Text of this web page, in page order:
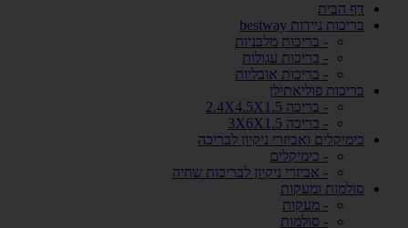
דף הבית
בריכות ניידות bestway
- בריכות מלבניות
- בריכות עגולות
- בריכות אובליות
בריכות פוליאתילן
- בריכה 2.4X4.5X1.5
- בריכה 3X6X1.5
כימיקלים ואביזרי ניקיון לבריכה
- כימיקלים
- אביזרי ניקיון לבריכות שחיה
סולמות ומעקות
- מעקות
- סולמות